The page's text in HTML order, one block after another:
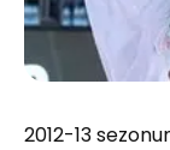
2012-13